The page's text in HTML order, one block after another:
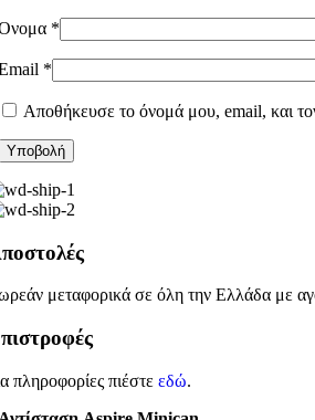
*
*
Αποθήκευσε το όνομά μου, email, και
μεταφορικά σε όλη την Ελλάδα με
πληροφορίες πιέστε εδώ.